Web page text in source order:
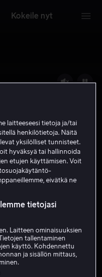
Kokeile nyt
Amanda Pharrell
Amanda Pharrell
laitteeseesi tietoja ja/tai
henkilötietoja. Näitä
yksilölliset tunnisteet.
hyväksyä tai hallinnoida
etujen käyttämisen. Voit
eivätkä ne
tietojasi
Laitteen ominaisuuksien
tallentaminen
käyttö. Kohdennettu
ja sisällön mittaus,